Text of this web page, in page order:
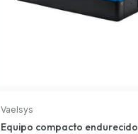
Vaelsys
Equipo compacto endurecido